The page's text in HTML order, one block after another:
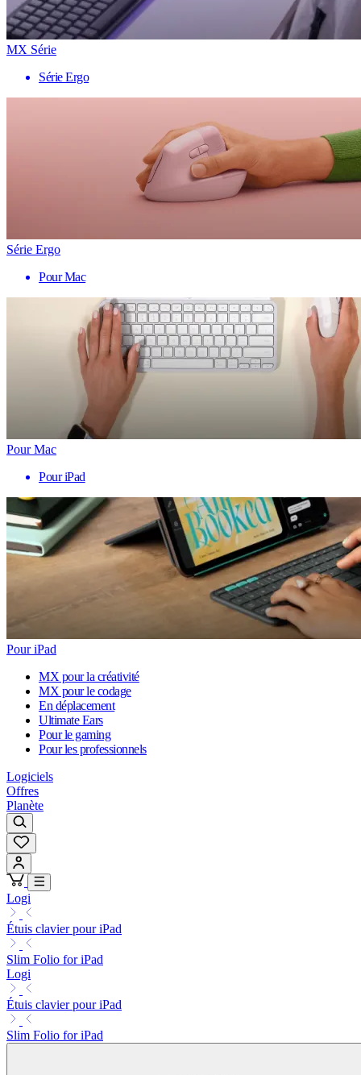
MX Série
Série Ergo
Série Ergo
Pour Mac
Pour Mac
Pour iPad
Pour iPad
MX pour la créativité
MX pour le codage
En déplacement
Ultimate Ears
Pour le gaming
Pour les professionnels
Logiciels
Offres
Planète
Logi
Étuis clavier pour iPad
Slim Folio for iPad
Logi
Étuis clavier pour iPad
Slim Folio for iPad